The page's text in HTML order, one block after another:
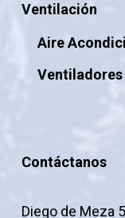
Ventilación
Aire
Ventiladores
Contáctanos
Diego de Meza